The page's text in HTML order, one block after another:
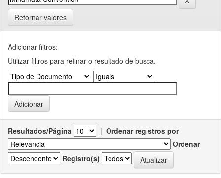
Retornar valores
Adicionar filtros:
Utilizar filtros para refinar o resultado de busca.
Resultados/Página | Ordenar registros por
Ordenar
Registro(s)